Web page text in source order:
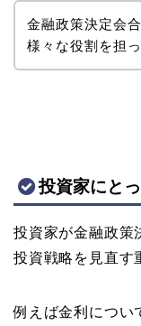
金融政策決定会
様々な役割を担
投資家にと
投資家が金融政策
投資戦略を見直す
例えば金利につい